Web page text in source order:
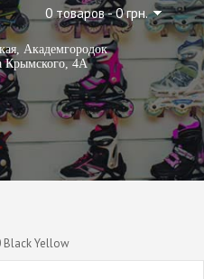
0 товаров - 0 грн.
Академгородок
Крымского, 4А
Black Yellow